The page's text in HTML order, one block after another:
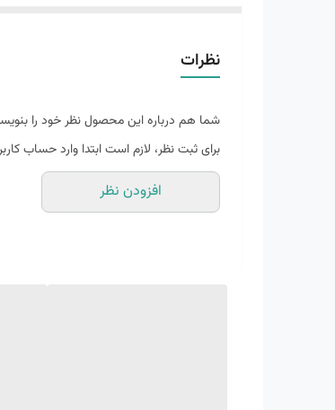
جنس زیره پی یو و رابر
کفی استاندارد و آنتی باکتریال
قابل شست و شو
نظرات
شما هم درباره این محصول نظر خود را
برای ثبت نظر، لازم است ابتدا وارد حساب
افزودن نظر